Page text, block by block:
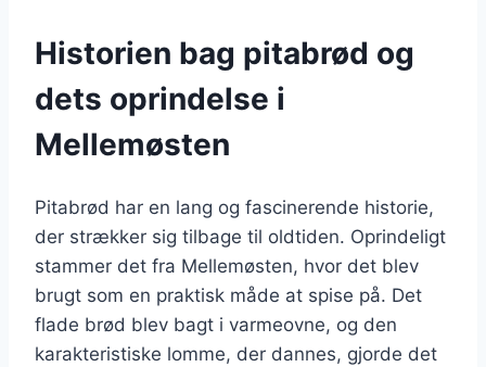
Historien bag pitabrød og
dets oprindelse i
Mellemøsten
Pitabrød har en lang og fascinerende historie,
der strækker sig tilbage til oldtiden. Oprindeligt
stammer det fra Mellemøsten, hvor det blev
brugt som en praktisk måde at spise på. Det
flade brød blev bagt i varmeovne, og den
karakteristiske lomme, der dannes, gjorde det